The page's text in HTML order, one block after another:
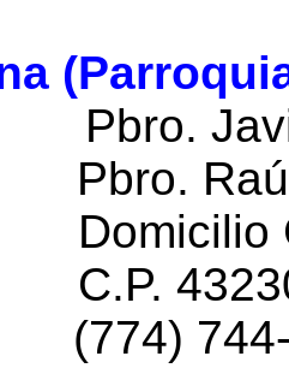
Raúl
Domicilio
744-